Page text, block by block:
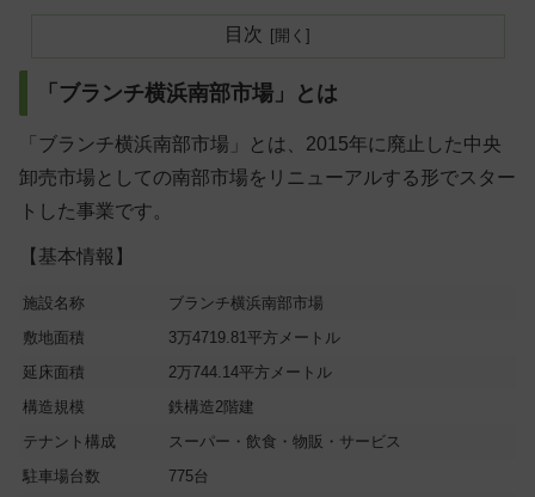
目次
「ブランチ横浜南部市場」とは
「ブランチ横浜南部市場」とは、2015年に廃止した中央
卸売市場としての南部市場をリニューアルする形でスター
トした事業です。
【基本情報】
施設名称
ブランチ横浜南部市場
敷地面積
3万4719.81平方メートル
延床面積
2万744.14平方メートル
構造規模
鉄構造2階建
テナント構成
スーパー・飲食・物販・サービス
駐車場台数
775台